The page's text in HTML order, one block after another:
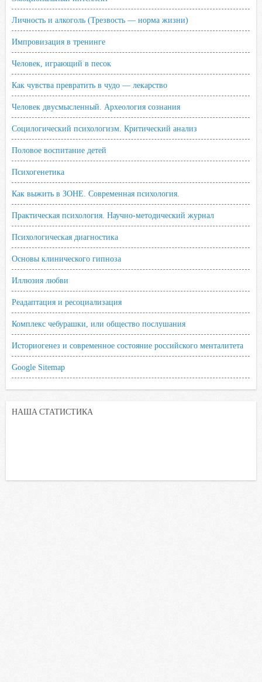
Личность и алкоголь (Трезвость — норма жизни)
Импровизация в тренинге
Человек, играющий в песок
Как чувства превратить в чудо — лекарство
Человек двусмысленный. Археология сознания
Социлогический психологизм. Критический анализ
Половое воспитание детей
Психогенетика
Как выжить в ЗОНЕ. Современная психология.
Практическая психология. Научно-методический журнал
Психологическая диагностика
Основы клинического гипноза
Иллюзия любви
Реадаптация и ресоциализация
Комплекс чебурашки, или общество послушания
Историогенез и современное состояние российского менталитета
Google Sitemap
НАША СТАТИСТИКА